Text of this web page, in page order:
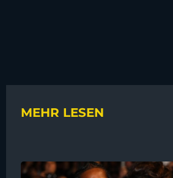
MEHR LESEN